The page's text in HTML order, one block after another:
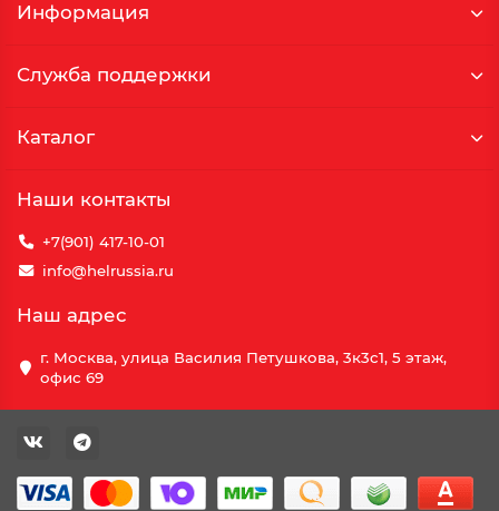
Информация
Служба поддержки
Каталог
Наши контакты
+7(901) 417-10-01
info@helrussia.ru
Наш адрес
г. Москва, улица Василия Петушкова, 3к3c1, 5 этаж,
офис 69